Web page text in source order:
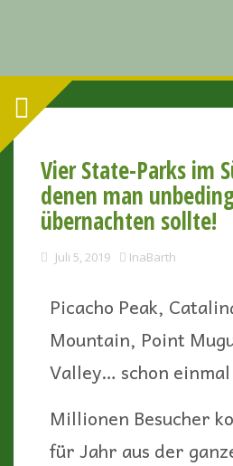
Vier State-Parks im
denen man
übernachten sollte!
Juli 5, 2019 InaBarth
Picacho Peak,
Mountain, Point
Valley… schon
Millionen Besucher
für Jahr aus der